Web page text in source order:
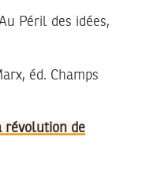
Péril des idées,
éd. Champs
révolution de